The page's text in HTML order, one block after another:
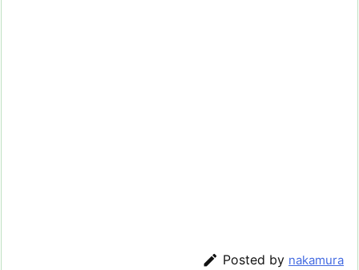
 Posted by nakamura